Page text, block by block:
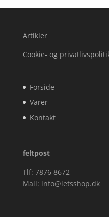
Artikler
Cookie- og
Forside
Varer
Kontakt
feltpost
Tlf: 7876 8672
Mail: info@letsshop.dk